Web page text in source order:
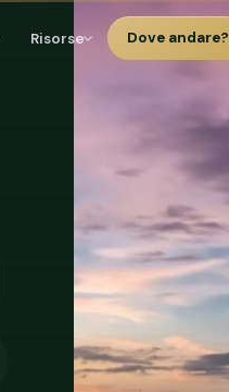
Risorse Dove andare?